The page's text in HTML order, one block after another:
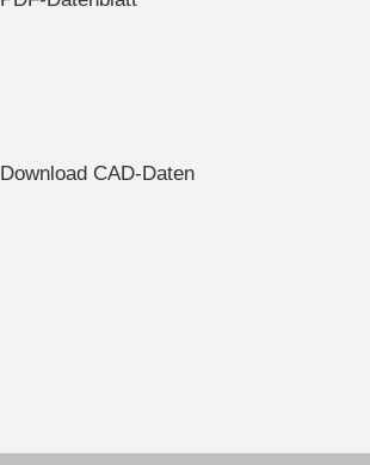
Download CAD-Daten